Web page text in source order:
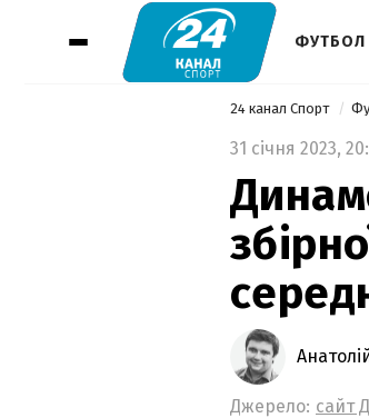
ФУТБОЛ
24 канал Спорт
31 січня 2023,
Джерело: сайт